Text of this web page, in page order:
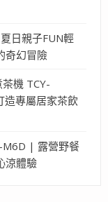
日親子FUN輕
奇幻冒險
機 TCY-
專屬居家茶飲
M6D | 露營野餐
涼體驗